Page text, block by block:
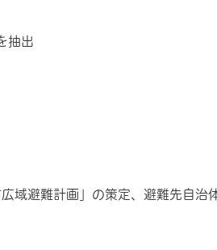
抽出
域避難計画」の策定、避難先自治